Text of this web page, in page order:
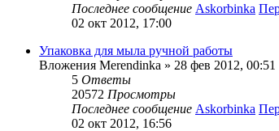
Последнее сообщение Askorbinka
02 окт 2012, 17:00
Упаковка для мыла ручной работы
Вложения Merendinka » 28 фев 2012, 00:51
5 Ответы
20572 Просмотры
Последнее сообщение Askorbinka
02 окт 2012, 16:56